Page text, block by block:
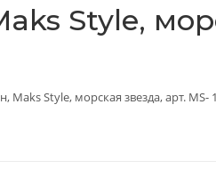
Style,
Style, морская звезда, арт. MS-